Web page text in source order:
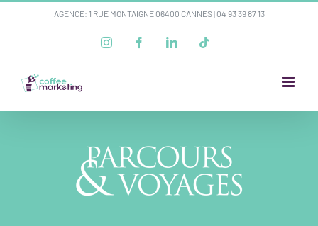
AGENCE: 1 RUE MONTAIGNE 06400 CANNES | 04 93 39 87 13
InstagramFacebookLinkedIn